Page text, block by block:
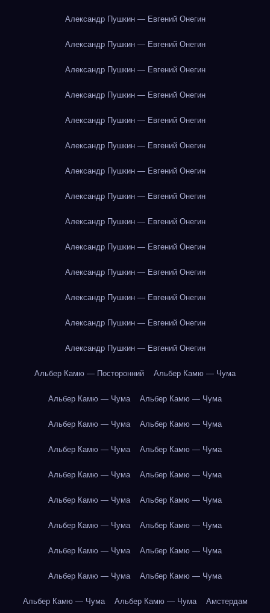
Александр Пушкин — Евгений Онегин
Александр Пушкин — Евгений Онегин
Александр Пушкин — Евгений Онегин
Александр Пушкин — Евгений Онегин
Александр Пушкин — Евгений Онегин
Александр Пушкин — Евгений Онегин
Александр Пушкин — Евгений Онегин
Александр Пушкин — Евгений Онегин
Александр Пушкин — Евгений Онегин
Александр Пушкин — Евгений Онегин
Александр Пушкин — Евгений Онегин
Александр Пушкин — Евгений Онегин
Александр Пушкин — Евгений Онегин
Александр Пушкин — Евгений Онегин
Альбер Камю — Посторонний Альбер Камю — Чума
Альбер Камю — Чума Альбер Камю — Чума
Альбер Камю — Чума Альбер Камю — Чума
Альбер Камю — Чума Альбер Камю — Чума
Альбер Камю — Чума Альбер Камю — Чума
Альбер Камю — Чума Альбер Камю — Чума
Альбер Камю — Чума Альбер Камю — Чума
Альбер Камю — Чума Альбер Камю — Чума
Альбер Камю — Чума Альбер Камю — Чума
Альбер Камю — Чума Альбер Камю — Чума Амстердам